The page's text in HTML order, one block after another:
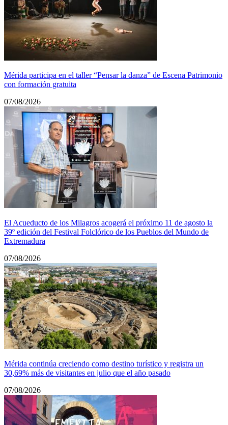
Mérida participa en el taller “Pensar la danza” de Escena Patrimonio
con formación gratuita
07/08/2026
El Acueducto de los Milagros acogerá el próximo 11 de agosto la
39º edición del Festival Folclórico de los Pueblos del Mundo de
Extremadura
07/08/2026
Mérida continúa creciendo como destino turístico y registra un
30,69% más de visitantes en julio que el año pasado
07/08/2026